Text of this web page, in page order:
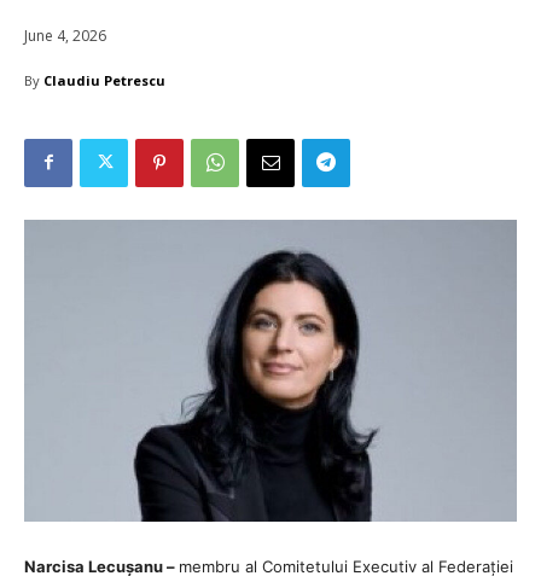
June 4, 2026
By Claudiu Petrescu
Narcisa Lecușanu – membru al Comitetului Executiv al Federației